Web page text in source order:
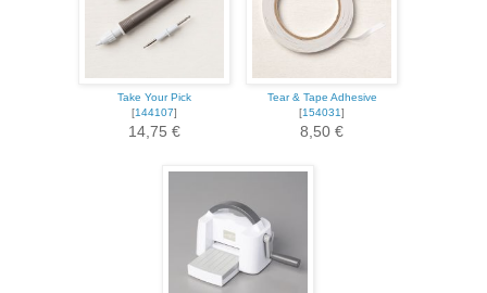
Take Your Pick
[144107]
14,75 €
Tear & Tape Adhesive
[154031]
8,50 €